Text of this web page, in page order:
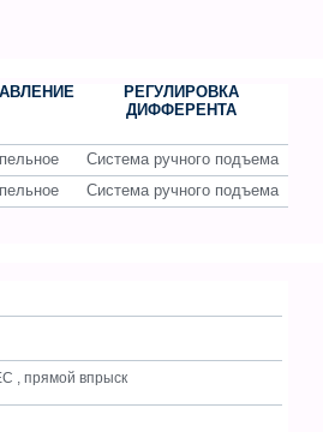
РЕГУЛИРОВКА
ДИФФЕРЕНТА
Система ручного подъема
Система ручного подъема
, прямой впрыск